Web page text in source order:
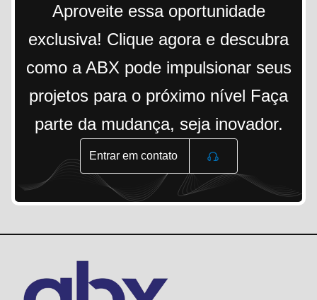
Aproveite essa oportunidade
exclusiva! Clique agora e descubra
como a ABX pode impulsionar seus
projetos para o próximo nível Faça
parte da mudança, seja inovador.
Entrar em contato